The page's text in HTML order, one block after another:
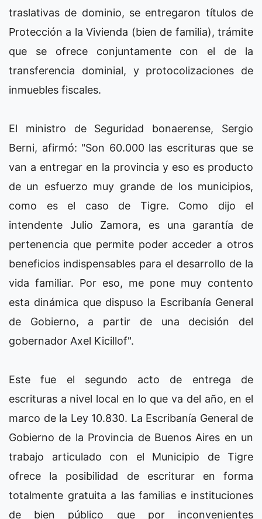
traslativas de dominio, se entregaron títulos de
Protección a la Vivienda (bien de familia), trámite
que se ofrece conjuntamente con el de la
transferencia dominial, y protocolizaciones de
inmuebles fiscales.
El ministro de Seguridad bonaerense, Sergio
Berni, afirmó: "Son 60.000 las escrituras que se
van a entregar en la provincia y eso es producto
de un esfuerzo muy grande de los municipios,
como es el caso de Tigre. Como dijo el
intendente Julio Zamora, es una garantía de
pertenencia que permite poder acceder a otros
beneficios indispensables para el desarrollo de la
vida familiar. Por eso, me pone muy contento
esta dinámica que dispuso la Escribanía General
de Gobierno, a partir de una decisión del
gobernador Axel Kicillof".
Este fue el segundo acto de entrega de
escrituras a nivel local en lo que va del año, en el
marco de la Ley 10.830. La Escribanía General de
Gobierno de la Provincia de Buenos Aires en un
trabajo articulado con el Municipio de Tigre
ofrece la posibilidad de escriturar en forma
totalmente gratuita a las familias e instituciones
de bien público que por inconvenientes